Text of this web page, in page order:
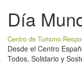
Día
Centro de Turismo
Desde el Centro
Todos, Solidario y